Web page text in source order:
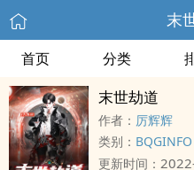
末
首页 分类
末世劫道
作者： 厉辉辉
类别： BQGINFO
更新时间：